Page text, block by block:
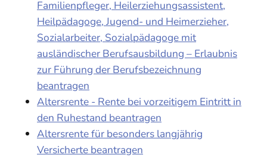
Familienpfleger, Heilerziehungsassistent,
Heilpädagoge, Jugend- und Heimerzieher,
Sozialarbeiter, Sozialpädagoge mit
ausländischer Berufsausbildung – Erlaubnis
zur Führung der Berufsbezeichnung
beantragen
Altersrente - Rente bei vorzeitigem Eintritt in
den Ruhestand beantragen
Altersrente für besonders langjährig
Versicherte beantragen